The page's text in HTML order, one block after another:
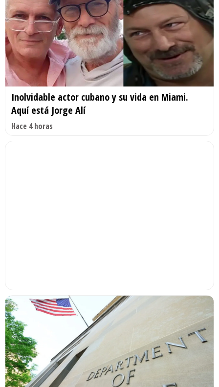
Inolvidable actor cubano y su vida en Miami.
Aquí está Jorge Alí
Hace 4 horas